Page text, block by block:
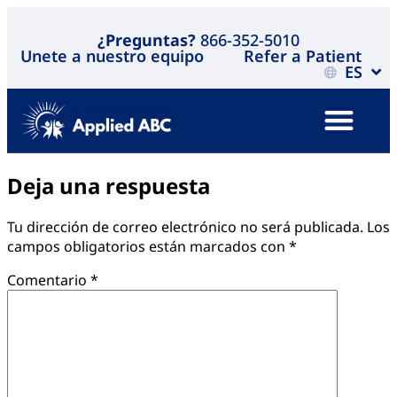
¿Preguntas? 866-352-5010
Unete a nuestro equipo Refer a Patient
ES
Deja una respuesta
Tu dirección de correo electrónico no será publicada. Los
campos obligatorios están marcados con *
Comentario *